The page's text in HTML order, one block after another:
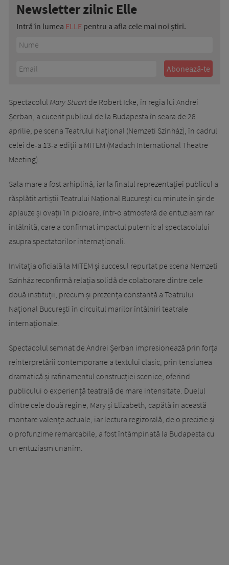
Newsletter zilnic Elle
Intră în lumea ELLE pentru a afla cele mai noi știri.
Spectacolul Mary Stuart de Robert Icke, în regia lui Andrei
Șerban, a cucerit publicul de la Budapesta în seara de 28
aprilie, pe scena Teatrului Național (Nemzeti Színház), în cadrul
celei de-a 13-a ediții a MITEM (Madach International Theatre
Meeting).
Sala mare a fost arhiplină, iar la finalul reprezentației publicul a
răsplătit artiștii Teatrului Național București cu minute în șir de
aplauze și ovații în picioare, într-o atmosferă de entuziasm rar
întâlnită, care a confirmat impactul puternic al spectacolului
asupra spectatorilor internaționali.
Invitația oficială la MITEM și succesul repurtat pe scena Nemzeti
Színház reconfirmă relația solidă de colaborare dintre cele
două instituții, precum și prezența constantă a Teatrului
Național București în circuitul marilor întâlniri teatrale
internaționale.
Spectacolul semnat de Andrei Șerban impresionează prin forța
reinterpretării contemporane a textului clasic, prin tensiunea
dramatică și rafinamentul construcției scenice, oferind
publicului o experiență teatrală de mare intensitate. Duelul
dintre cele două regine, Mary și Elizabeth, capătă în această
montare valențe actuale, iar lectura regizorală, de o precizie și
o profunzime remarcabile, a fost întâmpinată la Budapesta cu
un entuziasm unanim.